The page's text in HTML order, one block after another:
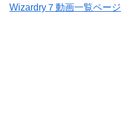
Wizardry７動画一覧ページ